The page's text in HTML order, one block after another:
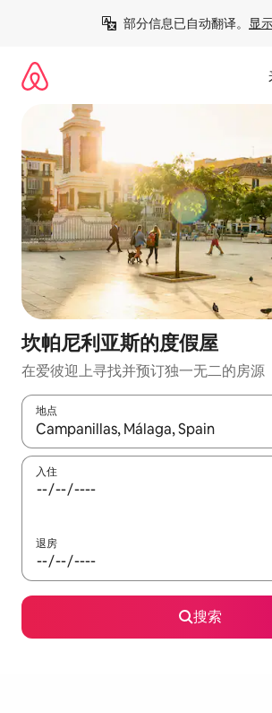
部分信息已自动翻译。 显
坎帕尼利亚斯的度假屋
在爱彼迎上寻找并预订独一无二的房源
地点
如有搜索结果，请使用上下方向键查看，
入住
退房
搜索